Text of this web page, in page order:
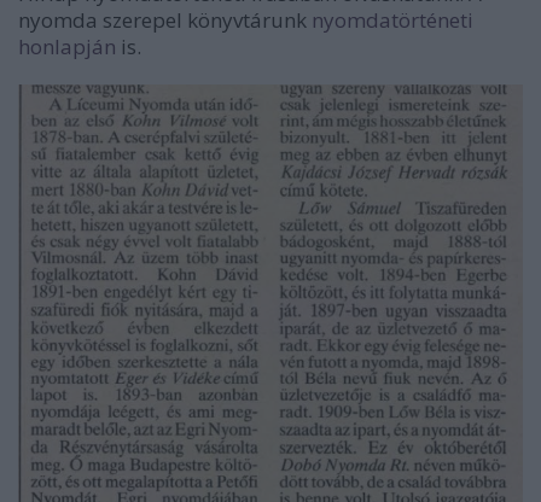
nyomda szerepel könyvtárunk nyomdatörténeti
honlapján is.